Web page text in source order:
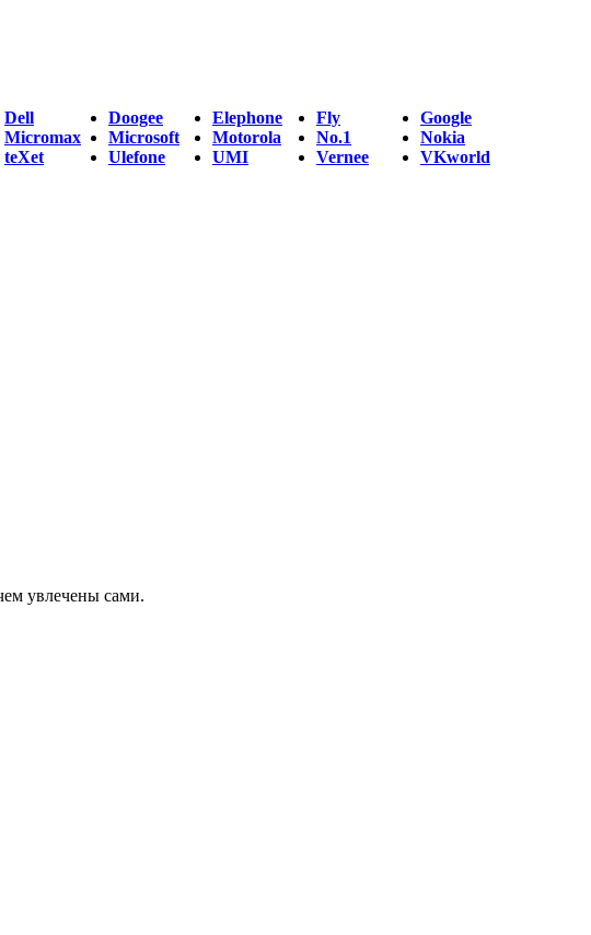
Dell Doogee Elephone Fly
Google
Micromax Microsoft Motorola No.1
Nokia
teXet Ulefone UMI Vernee
VKworld
увлечены сами.